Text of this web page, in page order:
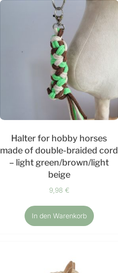
Halter for hobby horses
made of double-braided cord
– light green/brown/light
beige
9,98 €
In den Warenkorb